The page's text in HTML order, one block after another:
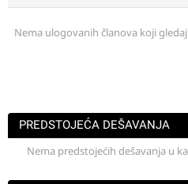
Nema ulogovanih članova koji
PREDSTOJEĆA DEŠAVANJA
Nema predstojećih dešavanja u